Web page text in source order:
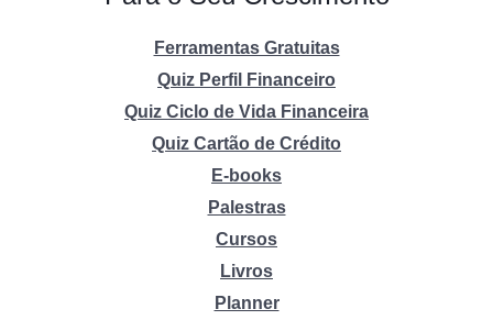
Ferramentas Gratuitas
Quiz Perfil Financeiro
Quiz Ciclo de Vida Financeira
Quiz Cartão de Crédito
E-books
Palestras
Cursos
Livros
Planner